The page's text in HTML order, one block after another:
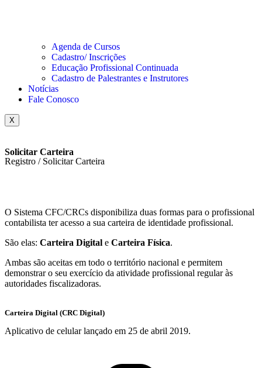
Agenda de Cursos
Cadastro/ Inscrições
Educação Profissional Continuada
Cadastro de Palestrantes e Instrutores
Notícias
Fale Conosco
X
Solicitar Carteira
Registro / Solicitar Carteira
O Sistema CFC/CRCs disponibiliza duas formas para o profissional
contabilista ter acesso a sua carteira de identidade profissional.
São elas: Carteira Digital e Carteira Física.
Ambas são aceitas em todo o território nacional e permitem
demonstrar o seu exercício da atividade profissional regular às
autoridades fiscalizadoras.
Carteira Digital (CRC Digital)
Aplicativo de celular lançado em 25 de abril 2019.